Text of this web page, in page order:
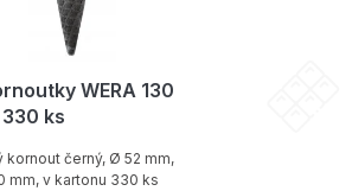
WERA 130
ks
kornout černý, Ø 52 mm,
mm, v kartonu 330 ks